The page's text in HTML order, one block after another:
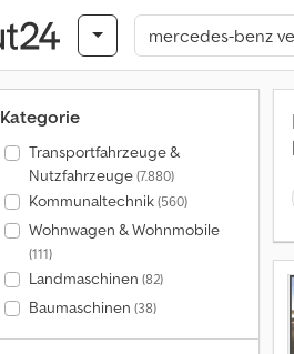
Kategorie
Transportfahrzeuge &
Nutzfahrzeuge(7.880)
Kommunaltechnik(560)
Wohnwagen & Wohnmobile
(111)
Landmaschinen (82)
Baumaschinen (38)